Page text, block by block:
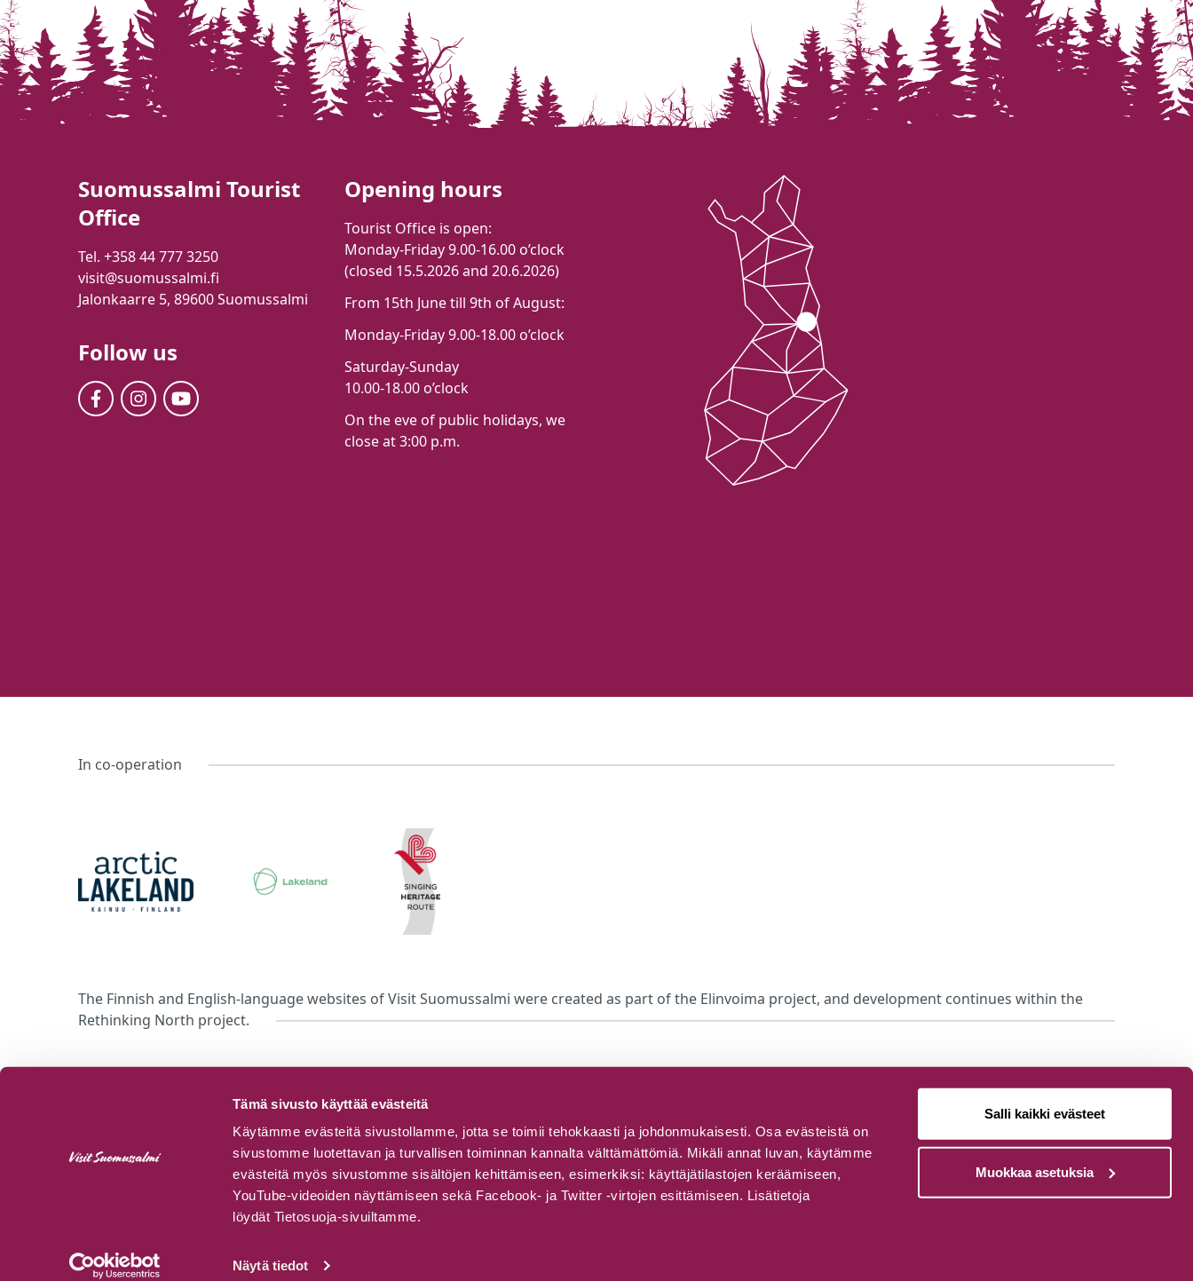
Tämä sivusto käyttää evästeitä
Käytämme evästeitä sivustollamme, jotta se toimii tehokkaasti ja johdonmukaisesti. Osa evästeistä on
sivustomme luotettavan ja turvallisen toiminnan kannalta välttämättömiä. Mikäli annat luvan, käytämme
evästeitä myös sivustomme sisältöjen kehittämiseen, esimerkiksi: käyttäjätilastojen keräämiseen,
YouTube-videoiden näyttämiseen sekä Facebook- ja Twitter -virtojen esittämiseen. Lisätietoja
löydät Tietosuoja-sivuiltamme.
Näytä tiedot
Salli kaikki evästeet
Muokkaa asetuksia
Suomussalmi Tourist
Office
Tel. +358 44 777 3250
visit@suomussalmi.fi
Jalonkaarre 5, 89600 Suomussalmi
Follow us
Opening hours
Tourist Office is open:
Monday-Friday 9.00-16.00 o’clock
(closed 15.5.2026 and 20.6.2026)
From 15th June till 9th of August:
Monday-Friday 9.00-18.00 o’clock
Saturday-Sunday
10.00-18.00 o’clock
On the eve of public holidays, we
close at 3:00 p.m.
In co-operation
The Finnish and English-language websites of Visit Suomussalmi were created as part of the Elinvoima project, and development continues within the
Rethinking North project.